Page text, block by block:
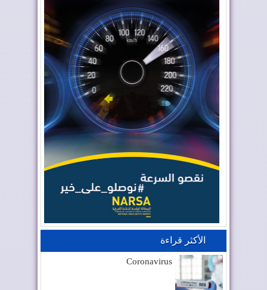
الأكثر قراءة
Coronavirus